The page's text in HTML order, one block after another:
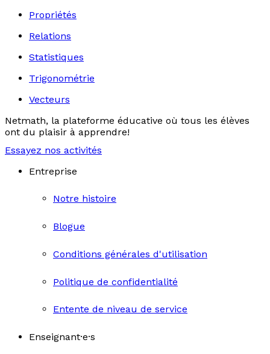
Propriétés
Relations
Statistiques
Trigonométrie
Vecteurs
Netmath, la plateforme éducative où tous les élèves
ont du plaisir à apprendre!
Essayez nos activités
Entreprise
Notre histoire
Blogue
Conditions générales d'utilisation
Politique de confidentialité
Entente de niveau de service
Enseignant·e·s